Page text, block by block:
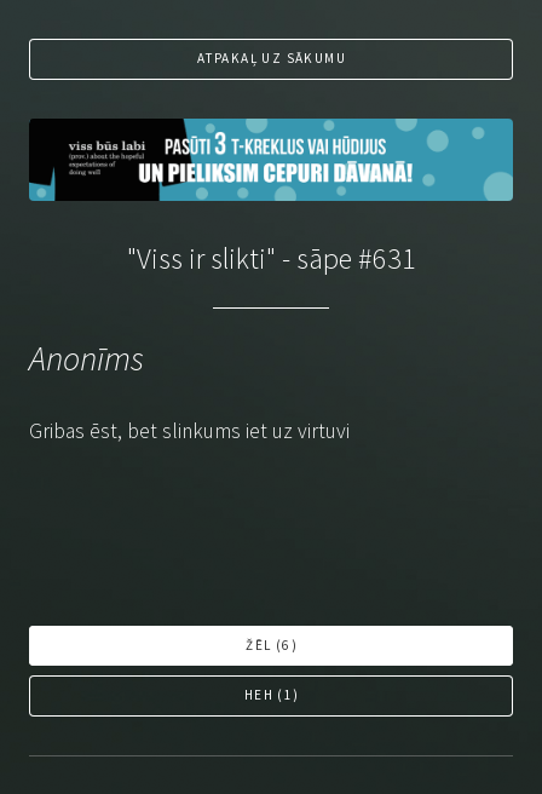
ATPAKAĻ UZ SĀKUMU
"Viss ir slikti" - sāpe #631
Anonīms
Gribas ēst, bet slinkums iet uz virtuvi
ŽĒL (6 )
HEH ( 1 )